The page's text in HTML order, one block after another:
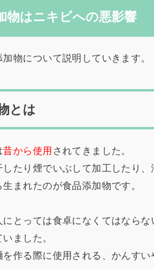
物はニキビへの悪影響
加物について説明していきます。
とは
昔から使用 されてきました。
したり煙でいぶして加工したり
まれたのが食品添加物です。
とっては食卓になくてはなら
ました。
を作る際に使用される、かんす